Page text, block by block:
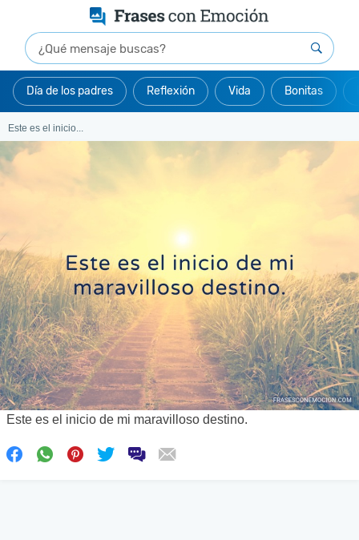
Día de los padres Reflexión Vida Bonitas
Este es el inicio...
Este es el inicio de mi maravilloso destino.